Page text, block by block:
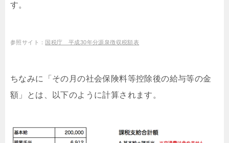
す。
参照サイト： 国税庁 平成30年分源泉徴収税額表
ちなみに「その月の社会保険料等控除後の給与等の金
額」とは、以下のように計算されます。